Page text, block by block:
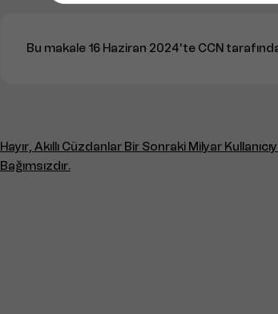
Bu makale 16 Haziran 2024'te CCN
Hayır, Akıllı Cüzdanlar Bir Sonraki Milyar
Bağımsızdır.